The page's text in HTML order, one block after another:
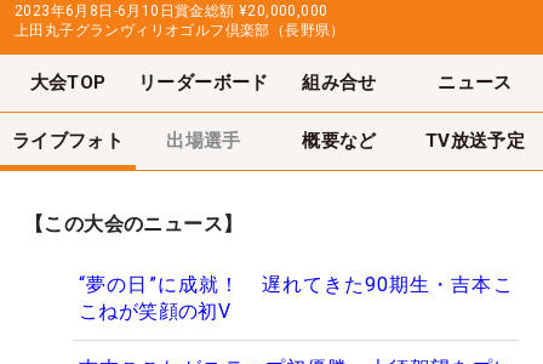
2023年6月8日-6月10日賞金総額 ¥20,000,000
上田丸子グランヴィリオゴルフ倶楽部（長野県）
大会TOP リーダーボード 組み合せ ニュース
ライブフォト 出場選手 概要など TV放送予定
【この大会のニュース】
“夢の日”に成就！ 遅れてきた90期生・吉本こ
こねが笑顔の初V